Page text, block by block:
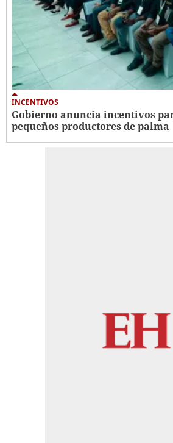
INCENTIVOS
Gobierno anuncia incentivos
pequeños productores de palma